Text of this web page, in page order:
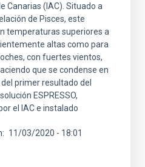
Canarias (IAC). Situado a
de Pisces, este
temperaturas superiores a
altas como para
con fuertes vientos,
que se condense en
primer resultado del
ESPRESSO,
el IAC e instalado
11/03/2020 - 18:01